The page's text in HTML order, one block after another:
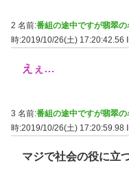
2 名前:番組の途中ですが翡翠
時:2019/10/26(土) 17:20:42.56
えぇ…
3 名前:番組の途中ですが翡翠
時:2019/10/26(土) 17:20:59.98
マジで社会の役に立